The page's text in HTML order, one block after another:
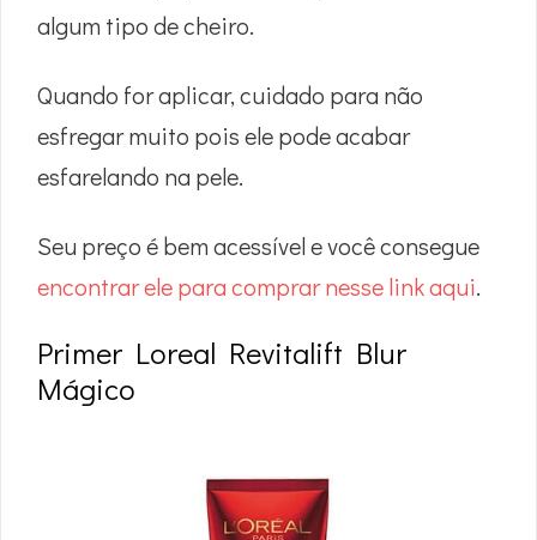
algum tipo de cheiro.
Quando for aplicar, cuidado para não
esfregar muito pois ele pode acabar
esfarelando na pele.
Seu preço é bem acessível e você consegue
encontrar ele para comprar nesse link aqui.
Primer Loreal Revitalift Blur
Mágico